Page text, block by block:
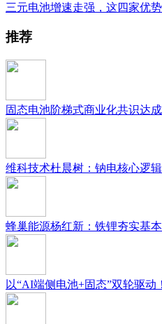
三元电池增速走强，这四家优势
推荐
固态电池阶梯式商业化共识达
维科技术杜晨树：钠电核心逻
蜂巢能源杨红新：铁锂夯实基
以“AI端侧电池+固态”双轮驱动